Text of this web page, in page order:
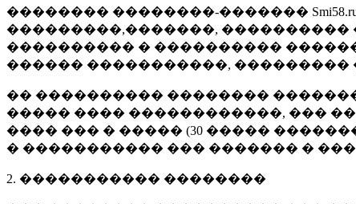
�������� ��������-�������
���������,�������, ����������
���������� � ����������
������ �����������,
�� ���������� ��������
����� ���� ������������, ���
���� ��� � ����� (30 �����
� ����������� ��� ������� �
2. ����������� ��������